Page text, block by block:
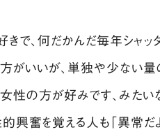
、何だかんだ毎年シャッ
がいいが、単独や少ない
性の方が好みです、みた
奮を覚える人も「異常だ